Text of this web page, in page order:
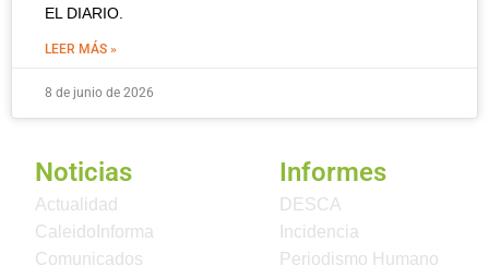
EL DIARIO.
LEER MÁS »
8 de junio de 2026
Noticias
Actualidad
CaleidoInforma
Comunicados
Informes
DESCA
Incidencia
Periodismo Humano